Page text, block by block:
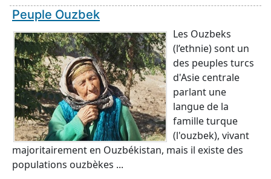
Peuple Ouzbek
Les Ouzbeks
(l’ethnie) sont un
des peuples turcs
d'Asie centrale
parlant une
langue de la
famille turque
(l'ouzbek), vivant
majoritairement en Ouzbékistan, mais il existe des
populations ouzbèkes ...